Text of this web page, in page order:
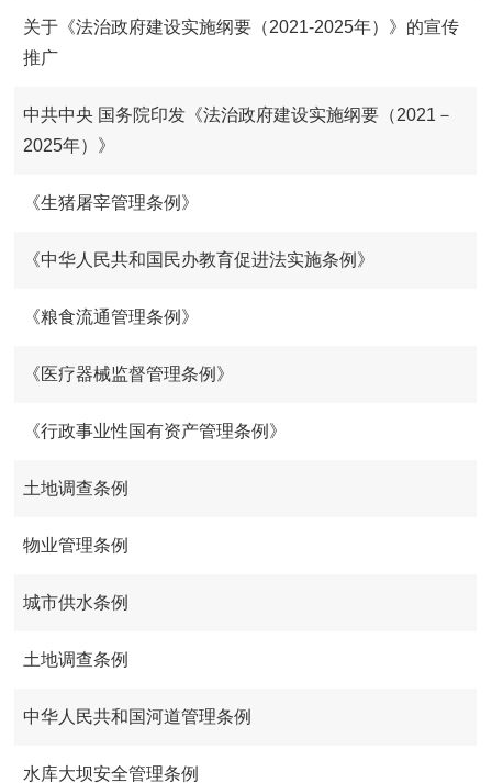
关于《法治政府建设实施纲要（2021-2025年）》的宣传
推广
中共中央 国务院印发《法治政府建设实施纲要（2021－
2025年）》
《生猪屠宰管理条例》
《中华人民共和国民办教育促进法实施条例》
《粮食流通管理条例》
《医疗器械监督管理条例》
《行政事业性国有资产管理条例》
土地调查条例
物业管理条例
城市供水条例
土地调查条例
中华人民共和国河道管理条例
水库大坝安全管理条例